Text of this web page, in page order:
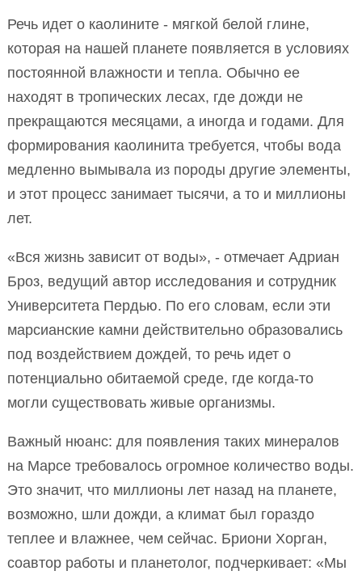
Речь идет о каолините - мягкой белой глине,
которая на нашей планете появляется в условиях
постоянной влажности и тепла. Обычно ее
находят в тропических лесах, где дожди не
прекращаются месяцами, а иногда и годами. Для
формирования каолинита требуется, чтобы вода
медленно вымывала из породы другие элементы,
и этот процесс занимает тысячи, а то и миллионы
лет.
«Вся жизнь зависит от воды», - отмечает Адриан
Броз, ведущий автор исследования и сотрудник
Университета Пердью. По его словам, если эти
марсианские камни действительно образовались
под воздействием дождей, то речь идет о
потенциально обитаемой среде, где когда-то
могли существовать живые организмы.
Важный нюанс: для появления таких минералов
на Марсе требовалось огромное количество воды.
Это значит, что миллионы лет назад на планете,
возможно, шли дожди, а климат был гораздо
теплее и влажнее, чем сейчас. Бриони Хорган,
соавтор работы и планетолог, подчеркивает: «Мы